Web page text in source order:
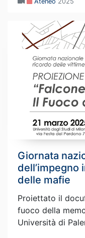
Giornata
delle mafie
Proiettato il
fuoco della
Università di